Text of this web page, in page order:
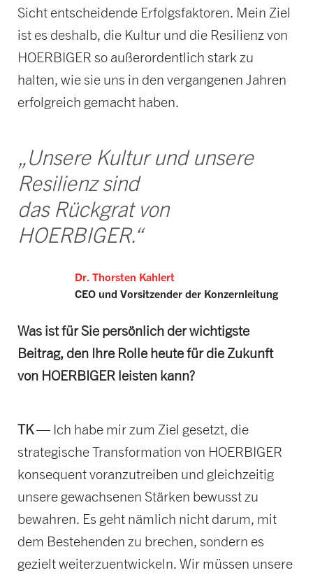
Sicht entscheidende Erfolgsfaktoren. Mein Ziel
ist es deshalb, die Kultur und die Resilienz von
HOERBIGER so außerordentlich stark zu
halten, wie sie uns in den vergangenen Jahren
erfolgreich gemacht haben.
„Unsere Kultur und unsere
Resilienz sind
das Rückgrat von
HOERBIGER.“
Dr. Thorsten Kahlert
CEO und Vorsitzender der Konzernleitung
Was ist für Sie persönlich der wichtigste
Beitrag, den Ihre Rolle heute für die Zukunft
von HOERBIGER leisten kann?
TK— Ich habe mir zum Ziel gesetzt, die
strategische Transformation von HOERBIGER
konsequent voranzutreiben und gleichzeitig
unsere gewachsenen Stärken bewusst zu
bewahren. Es geht nämlich nicht darum, mit
dem Bestehenden zu brechen, sondern es
gezielt weiterzuentwickeln. Wir müssen unsere